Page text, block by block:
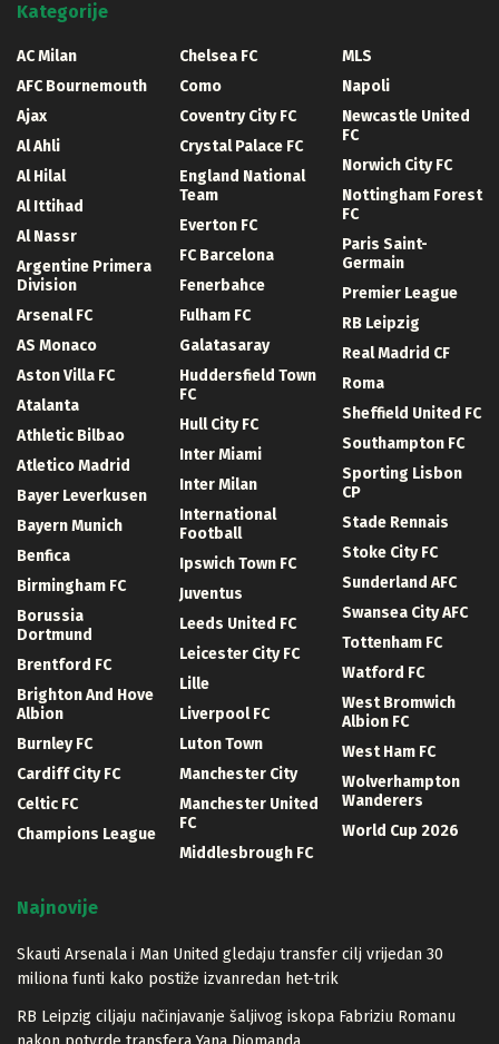
Kategorije
AC Milan
AFC Bournemouth
Ajax
Al Ahli
Al Hilal
Al Ittihad
Al Nassr
Argentine Primera
Division
Arsenal FC
AS Monaco
Aston Villa FC
Atalanta
Athletic Bilbao
Atletico Madrid
Bayer Leverkusen
Bayern Munich
Benfica
Birmingham FC
Borussia
Dortmund
Brentford FC
Brighton And Hove
Albion
Burnley FC
Cardiff City FC
Celtic FC
Champions League
Chelsea FC
Como
Coventry City FC
Crystal Palace FC
England National
Team
Everton FC
FC Barcelona
Fenerbahce
Fulham FC
Galatasaray
Huddersfield Town
FC
Hull City FC
Inter Miami
Inter Milan
International
Football
Ipswich Town FC
Juventus
Leeds United FC
Leicester City FC
Lille
Liverpool FC
Luton Town
Manchester City
Manchester United
FC
Middlesbrough FC
MLS
Napoli
Newcastle United
FC
Norwich City FC
Nottingham Forest
FC
Paris Saint-
Germain
Premier League
RB Leipzig
Real Madrid CF
Roma
Sheffield United FC
Southampton FC
Sporting Lisbon
CP
Stade Rennais
Stoke City FC
Sunderland AFC
Swansea City AFC
Tottenham FC
Watford FC
West Bromwich
Albion FC
West Ham FC
Wolverhampton
Wanderers
World Cup 2026
Najnovije
Skauti Arsenala i Man United gledaju transfer cilj vrijedan 30
miliona funti kako postiže izvanredan het-trik
RB Leipzig ciljaju načinjavanje šaljivog iskopa Fabriziu Romanu